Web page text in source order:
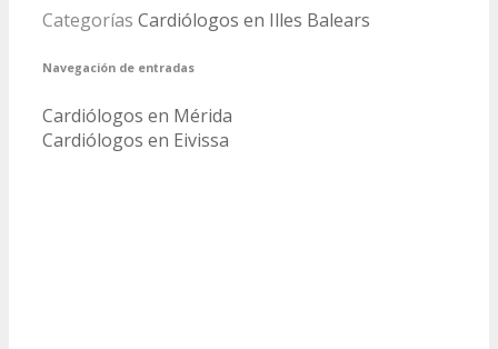
Categorías Cardiólogos en Illes Balears
Navegación de entradas
Cardiólogos en Mérida
Cardiólogos en Eivissa